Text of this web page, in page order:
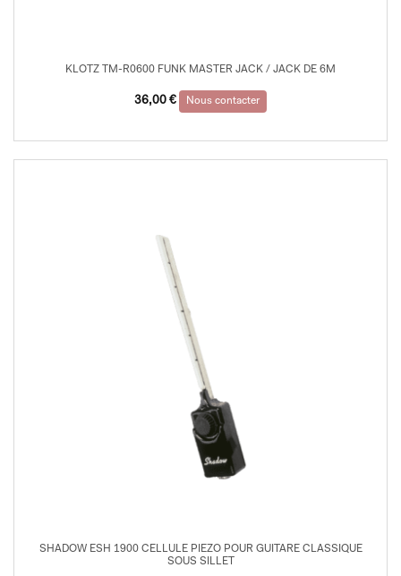
KLOTZ TM-R0600 FUNK MASTER JACK / JACK DE 6M
36,00 € Nous contacter
SHADOW ESH 1900 CELLULE PIEZO POUR GUITARE CLASSIQUE
SOUS SILLET